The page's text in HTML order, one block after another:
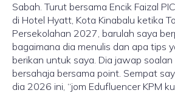
Sabah. Turut bersama Encik Faizal
di Hotel Hyatt, Kota Kinabalu ketika
Persekolahan 2027, barulah saya
bagaimana dia menulis dan apa tips
berikan untuk saya. Dia jawap
bersahaja bersama point. Sempat
dia 2026 ini, “jom Edufluencer KPM